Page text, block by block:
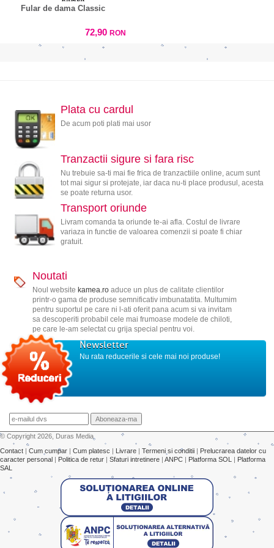
Fular de dama Classic
72,90 RON
Plata cu cardul
De acum poti plati mai usor
Tranzactii sigure si fara risc
Nu trebuie sa-ti mai fie frica de tranzactiile online, acum sunt
tot mai sigur si protejate, iar daca nu-ti place produsul, acesta
se poate returna usor.
Transport oriunde
Livram comanda ta oriunde te-ai afla. Costul de livrare
variaza in functie de valoarea comenzii si poate fi chiar
gratuit.
Noutati
Noul website kamea.roaduce un plus de calitate clientilor
printr-o gama de produse semnificativ imbunatatita. Multumim
pentru suportul pe care ni l-ati oferit pana acum si va invitam
sa descoperiti probabil cele mai frumoase modele de chiloti,
pe care le-am selectat cu grija special pentru voi.
Newsletter
Nu rata reducerile si cele mai noi produse!
© Copyright 2026, Duras Media
Contact | Cum cumpar | Cum platesc | Livrare | Termeni si conditii | Prelucrarea datelor cu
caracter personal | Politica de retur | Sfaturi intretinere | ANPC | Platforma SOL | Platforma
SAL